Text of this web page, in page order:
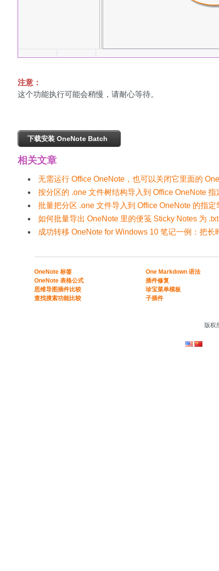
注意：
这个功能执行可能会稍慢，请耐心等待。
下载安装 OneNote Batch
相关文章
无需运行 Office OneNote，也可以关闭它里面的
按分区的 .one 文件树结构导入到 Office OneNote 指
批量把分区 .one 文件导入到 Office OneNote 的指
如何批量导出 OneNote 里的便笺 Sticky Notes 为
成功转移 OneNote for Windows 10 笔记一例：把
​​OneNote 标签
OneNote 表格公式​
​思维导图插件比较​
​查找搜索功能比较​
One Markdown 语法
插件修复
珍宝菜单模板
子插件
版权